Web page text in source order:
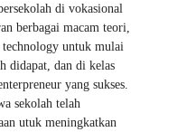
di vokasional
berbagai macam teori,
technology untuk mulai
didapat, dan di kelas
yang sukses.
sekolah telah
utuk meningkatkan